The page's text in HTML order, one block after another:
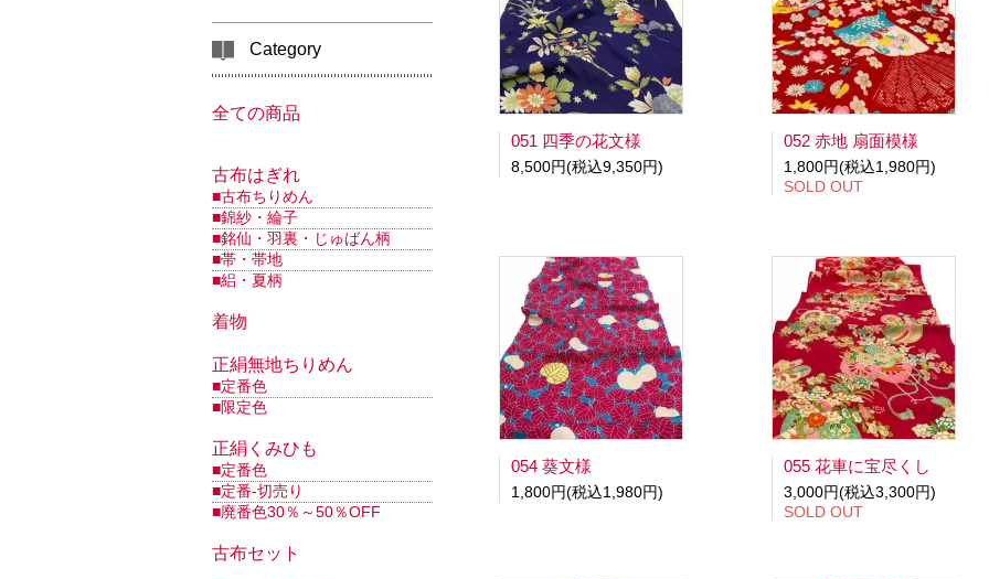
051 四季の花文様
8,500円(税込9,350円)
052 赤地 扇面模様
1,800円(税込1,980円)
SOLD OUT
054 葵文様
1,800円(税込1,980円)
055 花車に宝尽くし
3,000円(税込3,300円)
SOLD OUT
Category
全ての商品
古布はぎれ
■古布ちりめん
■錦紗・綸子
■銘仙・羽裏・じゅばん柄
■帯・帯地
■絽・夏柄
着物
正絹無地ちりめん
■定番色
■限定色
正絹くみひも
■定番色
■定番-切売り
■廃番色30％～50％OFF
古布セット